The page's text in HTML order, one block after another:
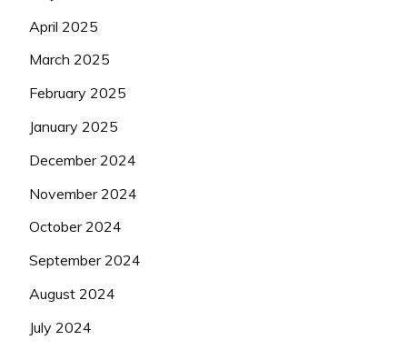
April 2025
March 2025
February 2025
January 2025
December 2024
November 2024
October 2024
September 2024
August 2024
July 2024